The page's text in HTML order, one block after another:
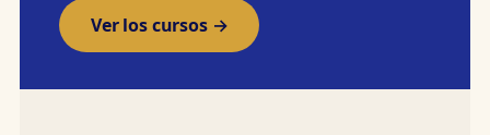
Ver los cursos →